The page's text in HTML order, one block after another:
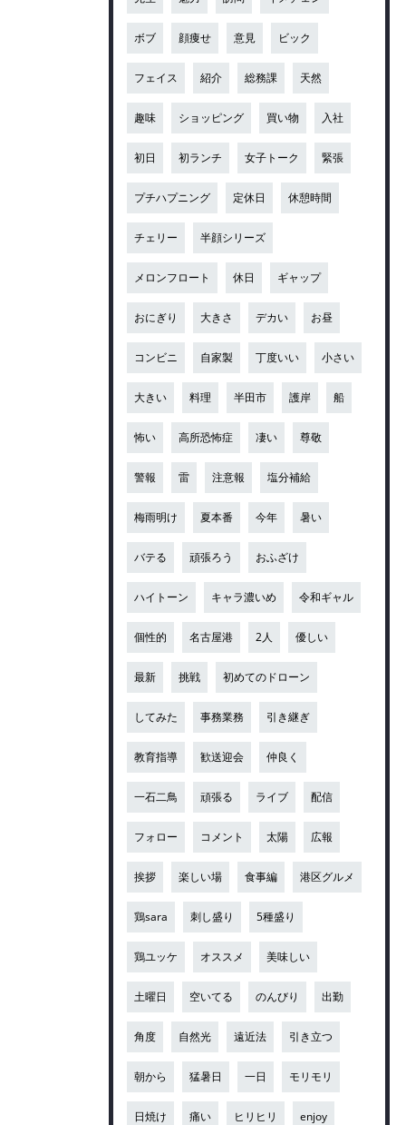
ボブ 顔痩せ 意見 ビック
フェイス 紹介 総務課 天然
趣味 ショッピング 買い物 入社
初日 初ランチ 女子トーク 緊張
プチハプニング 定休日 休憩時間
チェリー 半顔シリーズ
メロンフロート 休日 ギャップ
おにぎり 大きさ デカい お昼
コンビニ 自家製 丁度いい 小さい
大きい 料理 半田市 護岸 船
怖い 高所恐怖症 凄い 尊敬
警報 雷 注意報 塩分補給
梅雨明け 夏本番 今年 暑い
バテる 頑張ろう おふざけ
ハイトーン キャラ濃いめ 令和ギャル
個性的 名古屋港 2人 優しい
最新 挑戦 初めてのドローン
してみた 事務業務 引き継ぎ
教育指導 歓送迎会 仲良く
一石二鳥 頑張る ライブ 配信
フォロー コメント 太陽 広報
挨拶 楽しい場 食事編 港区グルメ
鶏sara 刺し盛り 5種盛り
鶏ユッケ オススメ 美味しい
土曜日 空いてる のんびり 出勤
角度 自然光 遠近法 引き立つ
朝から 猛暑日 一日 モリモリ
日焼け 痛い ヒリヒリ enjoy